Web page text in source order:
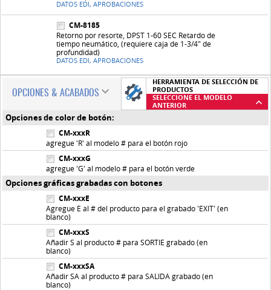
DATOS EDI, APROBACIONES
CM-8185
Retorno por resorte, DPST 1-60 SEC Retardo de
tiempo neumático, (requiere caja de 1-3/4" de
profundidad)
DATOS EDI, APROBACIONES
OPCIONES & ACABADOS
HERRAMIENTA DE SELECCIÓN DE
PRODUCTOS
SELECCIONE EL MODELO
ANTERIOR
Opciones de color de botón:
CM-xxxR
agregue 'R' al modelo # para el botón rojo
CM-xxxG
agregue 'G' al modelo # para el botón verde
Opciones gráficas grabadas con botones
CM-xxxE
Agregue E al # del producto para el grabado 'EXIT' (en
blanco)
CM-xxxS
Añadir S al producto # para SORTIE grabado (en
blanco)
CM-xxxSA
Añadir SA al producto # para SALIDA grabado (en
blanco)